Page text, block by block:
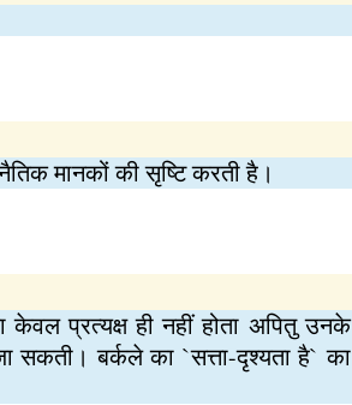
मानकों की सृष्टि करती है।
केवल प्रत्यक्ष ही नहीं होता अपितु उनके
सकती। बर्कले का `सत्ता-दृश्यता है` का